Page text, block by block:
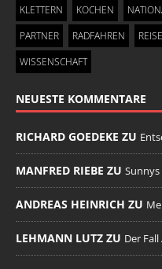
KLETTERN
KOCHEN
PARTNER
RADFAHREN
WISSENSCHAFT
NEUESTE KOMMENTARE
RICHARD GOEDEKE ZU
MANFRED RIEBE ZU
ANDREAS HEINRICH ZU
LEHMANN LUTZ ZU Der